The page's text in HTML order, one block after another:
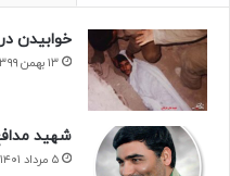
خوابیدن
۱۳ بهمن ۱۳۹۹
شهید
۵ مرداد ۱۴۰۱